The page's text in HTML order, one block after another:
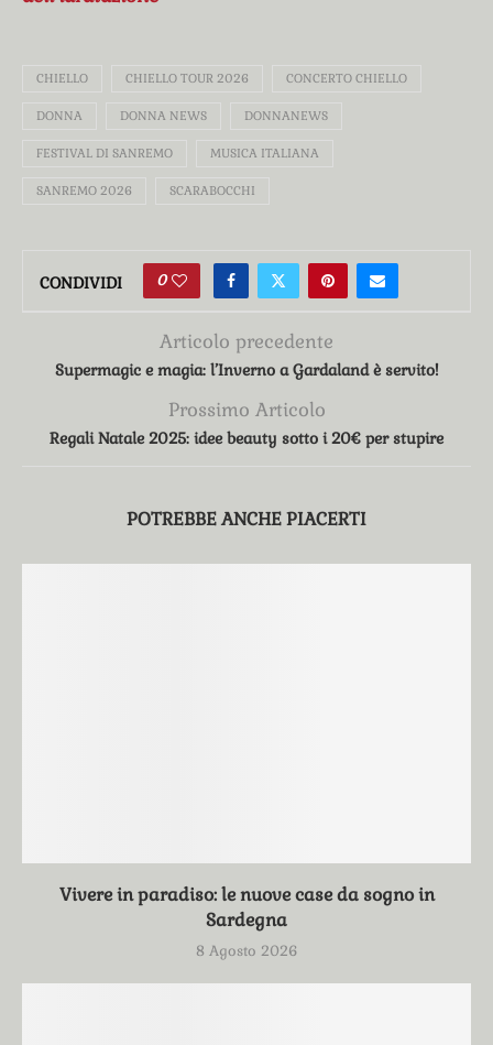
CHIELLO CHIELLO TOUR 2026 CONCERTO CHIELLO
DONNA DONNA NEWS DONNANEWS
FESTIVAL DI SANREMO MUSICA ITALIANA
SANREMO 2026 SCARABOCCHI
CONDIVIDI 0
Articolo precedente
Supermagic e magia: l’Inverno a Gardaland è servito!
Prossimo Articolo
Regali Natale 2025: idee beauty sotto i 20€ per stupire
POTREBBE ANCHE PIACERTI
Vivere in paradiso: le nuove case da sogno in
Sardegna
8 Agosto 2026